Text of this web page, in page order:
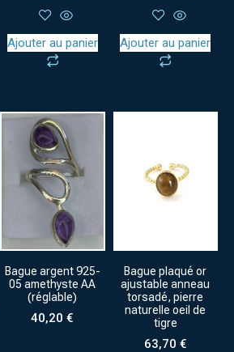
Ajouter au panier Ajouter au panier
Bague argent 925-
05 amethyste AA
(réglable)
40,20€
Bague plaqué or
ajustable anneau
torsadé, pierre
naturelle oeil de
tigre
63,70 €